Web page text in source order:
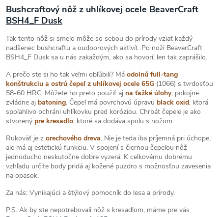
Bushcraftový nôž z uhlíkovej ocele BeaverCraft
BSH4_F Dusk
Tak tento nôž si smelo môže so sebou do prírody vziať každý
nadšenec bushcraftu a oudoorových aktivít. Po noži BeaverCraft
BSH4_F Dusk sa u nás zakaždým, ako sa hovorí, len tak zaprášilo.
A prečo ste si ho tak veľmi obľúbili? Má odolnú full-tang
konštrukciu a ostrú čepeľ z uhlíkovej ocele 65G (1066) s tvrdosťou
58-60 HRC. Môžete ho preto použiť aj na ťažké úlohy, pokojne
zvládne aj batoning. Čepeľ má povrchovú úpravu black oxid, ktorá
spoľahlivo ochráni uhlíkovku pred koróziou. Chrbát čepele je ako
stvorený pre kresadlo, ktoré sa dodáva spolu s nožom.
Rukoväť je z orechového dreva. Nie je teda iba príjemná pri úchope,
ale má aj estetickú funkciu. V spojení s čiernou čepeľou nôž
jednoducho neskutočne dobre vyzerá. K celkovému dobrému
vzhľadu určite body pridá aj kožené puzdro s možnosťou zavesenia
na opasok.
Za nás: Vynikajúci a štýlový pomocník do lesa a prírody.
P.S. Ak by ste nepotrebovali nôž s kresadlom, máme pre vás